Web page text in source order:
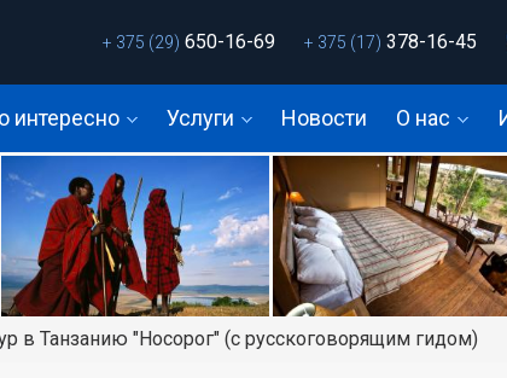
+ 375 (29) 650-16-69 + 375 (17) 378-16-45
интересно Услуги Новости О нас
в Танзанию "Носорог" (с русскоговорящим гидом)